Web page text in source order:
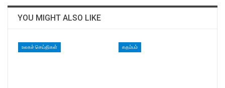
YOU MIGHT ALSO LIKE
உலகச் செய்திகள் கதம்பம்